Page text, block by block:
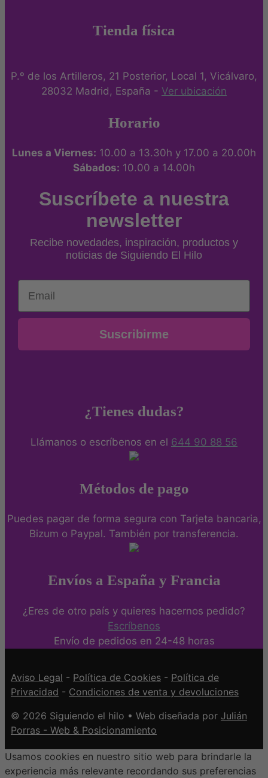
Tienda física
P.º de los Artilleros, 21 Posterior, Local 1, Vicálvaro,
28032 Madrid, España - Ver ubicación
Horario
Lunes a Viernes: 10.00 a 13.30h y 17.00 a 20.00h
Sábados: 10.00 a 14.00h
Suscríbete a nuestra
newsletter
Recibe novedades, inspiración, productos y
noticias de Siguiendo El Hilo
Email
Suscribirme
¿Tienes dudas?
Llámanos o escríbenos en el 644 90 88 56
Métodos de pago
Puedes pagar de forma segura con Tarjeta bancaria,
Bizum o Paypal. También por transferencia.
Envíos a España y Francia
¿Eres de otro país y quieres hacernos pedido?
Escríbenos
Envío de pedidos en 24-48 horas
Aviso Legal - Política de Cookies - Política de
Privacidad - Condiciones de venta y devoluciones
© 2026 Siguiendo el hilo • Web diseñada por Julián
Porras - Web & Posicionamiento
Usamos cookies en nuestro sitio web para brindarle la
experiencia más relevante recordando sus preferencias